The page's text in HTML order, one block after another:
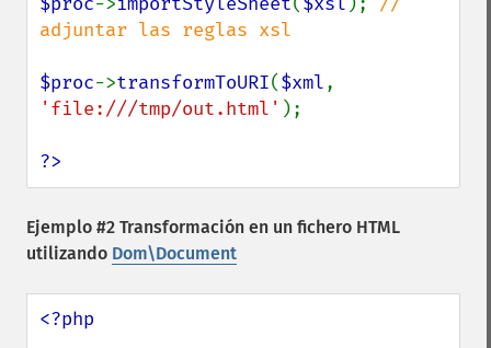
adjuntar las reglas xsl
$proc->transformToURI($xml
'file:///tmp/out.html' );
?>
Ejemplo #2 Transformación en un fichero HTML
utilizando Dom\Document
<?php